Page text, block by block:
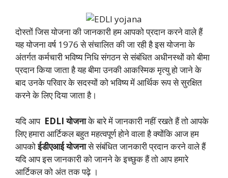
दोस्तों जिस योजना की जानकारी हम आपको प्रदान करने वाले हैं
यह योजना वर्ष 1976 से संचालित की जा रही है इस योजना के
अंतर्गत कर्मचारी भविष्य निधि संगठन से संबंधित अधीनस्थों को बीमा
प्रदान किया जाता है यह बीमा उनकी आकस्मिक मृत्यु हो जाने के
बाद उनके परिवार के सदस्यों को भविष्य में आर्थिक रूप से सुरक्षित
करने के लिए दिया जाता है।
यदि आप EDLI योजनाके बारे में जानकारी नहीं रखते हैं तो आपके
लिए हमारा आर्टिकल बहुत महत्वपूर्ण होने वाला है क्योंकि आज हम
आपकोईडीएआई योजनासे संबंधित जानकारी प्रदान करने वाले हैं
यदि आप इस जानकारी को जानने के इच्छुक हैं तो आप हमारे
आर्टिकल को अंत तक पढ़े ।